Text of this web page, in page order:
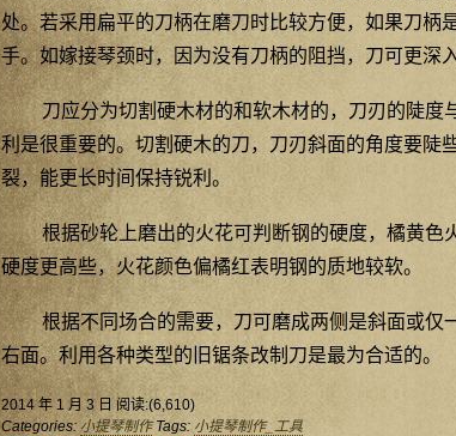
处。若采用扁平的刀柄在磨刀时比较方便，如果刀柄
手。如嫁接琴颈时，因为没有刀柄的阻挡，刀可更深
刀应分为切割硬木材的和软木材的，刀刃的陡度
利是很重要的。切割硬木的刀，刀刃斜面的角度要陡
裂，能更长时间保持锐利。
根据砂轮上磨出的火花可判断钢的硬度，橘黄色
硬度更高些，火花颜色偏橘红表明钢的质地较软。
根据不同场合的需要，刀可磨成两侧是斜面或仅
右面。利用各种类型的旧锯条改制刀是最为合适的。
2014 年 1 月 3 日 阅读:(6,610)
Categories: 小提琴制作Tags: 小提琴制作_工具